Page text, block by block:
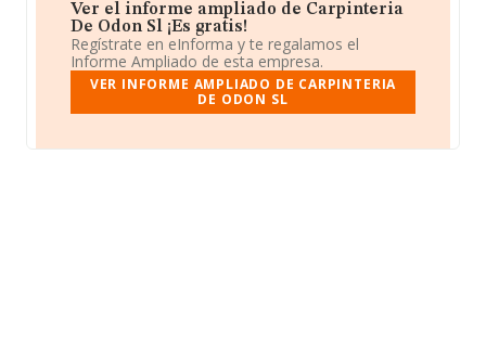
Ver el informe ampliado de Carpinteria
De Odon Sl ¡Es gratis!
Regístrate en eInforma y te regalamos el
Informe Ampliado de esta empresa.
VER INFORME AMPLIADO DE CARPINTERIA
DE ODON SL